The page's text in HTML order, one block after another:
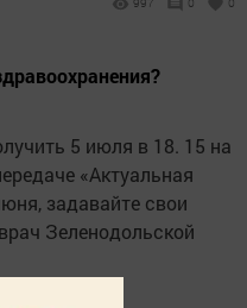
997 0 0
5 июля в 18. 15 на
«Актуальная
задавайте свои
Зеленодольской